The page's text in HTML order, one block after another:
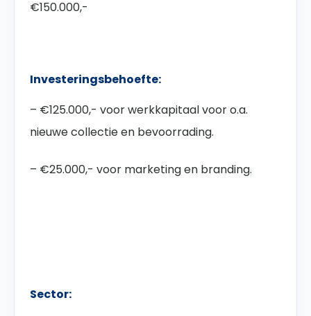
€150.000,-
Investeringsbehoefte:
– €125.000,- voor werkkapitaal voor o.a.
nieuwe collectie en bevoorrading.
– €25.000,- voor marketing en branding.
Sector: